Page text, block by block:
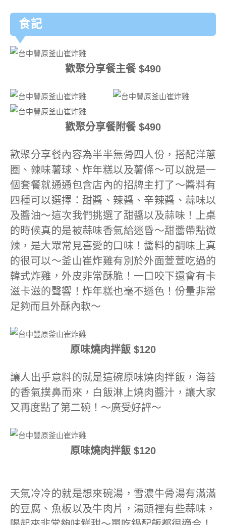
食記
歡聚分享餐主餐 $490
歡聚分享餐附餐 $490
歡聚分享餐內容為半半無骨四人份，搭配洋蔥
圈、辣味薯球、炸年糕以及薯條～可以說是一
個套餐就通通包含店內的招牌主打了～醬料有
四種可以選擇：甜醬、辣醬、辛辣醬、蒜味以
及醬油～這次我們挑選了甜醬以及蒜味！上桌
的時候真的是被蒜味香氣給迷昏～甜醬帶點微
辣，是大眾常見喜愛的口味！醬料的調味上真
的很可以～釜山崔炸雞有別於外面萱萱吃過的
韓式炸雞，外皮非常酥脆！一口咬下還會有卡
滋卡滋的聲響！炸年糕也毫不遜色！份量非常
足夠而且外酥內軟～
原味燒肉拌飯 $120
讓人出乎意料的就是這碗原味燒肉拌飯，海苔
的香氣撲鼻而來，白飯淋上燒肉醬汁，讓大家
又再度點了第二碗！～廣受好評～
原味燒肉拌飯 $120
天氣冷冷的就是想來碗湯，雪濃牛骨湯有滿滿
的豆腐、魚板以及牛肉片，湯頭裡有些蒜味，